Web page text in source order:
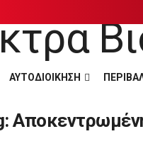
ΑΥΤΟΔΙΟΙΚΗΣΗ